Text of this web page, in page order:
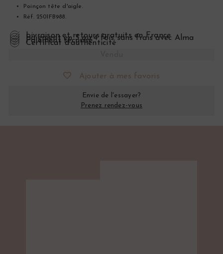
Poinçon tête d'aigle.
Réf. 2501FB988.
Livraison et retours gratuits en France
Paiement en 3 ou 4 fois sans frais avec Alma
Paiement sécurisé
Certificat d’authenticité
Ajouter à mes favoris
Envie de l'essayer?
Prenez rendez-vous